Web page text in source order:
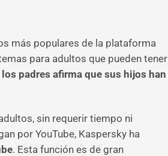
más populares de la plataforma
para adultos que pueden tener
los padres afirma que sus hijos han
sin requerir tiempo ni
por YouTube, Kaspersky ha
. Esta función es de gran